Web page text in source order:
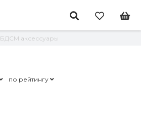
БДСМ аксессуары
по рейтингу